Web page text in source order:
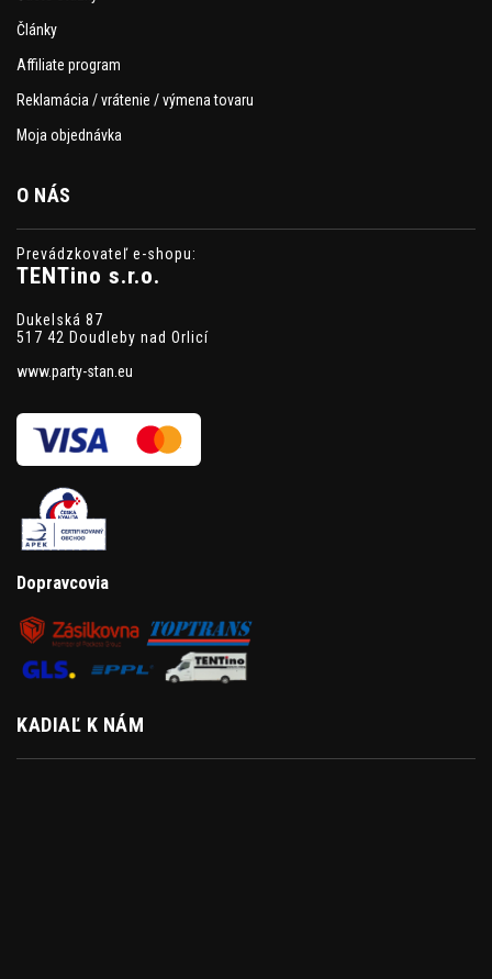
Články
Affiliate program
Reklamácia / vrátenie / výmena tovaru
Moja objednávka
O NÁS
Prevádzkovateľ e-shopu:
TENTino s.r.o.
Dukelská 87
517 42 Doudleby nad Orlicí
www.party-stan.eu
Dopravcovia
KADIAĽ K NÁM